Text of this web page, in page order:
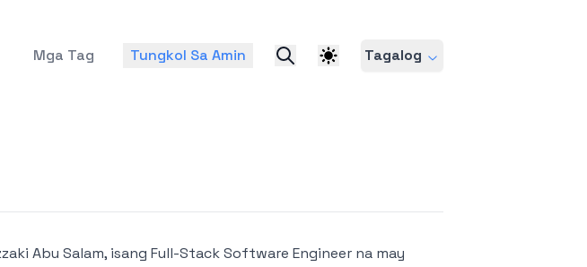
Mga Tag Tungkol Sa Amin Tagalog
Abu Salam, isang Full-Stack Software Engineer na may